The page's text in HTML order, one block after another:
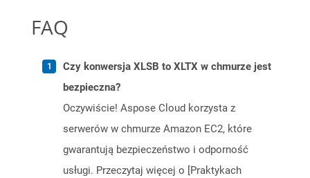
FAQ
Czy konwersja XLSB to XLTX w chmurze jest
bezpieczna?
Oczywiście! Aspose Cloud korzysta z
serwerów w chmurze Amazon EC2, które
gwarantują bezpieczeństwo i odporność
usługi. Przeczytaj więcej o [Praktykach